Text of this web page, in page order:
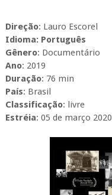
Direção: Lauro Escorel
Idioma: Português
Gênero: Documentário
Ano: 2019
Duração: 76 min
País: Brasil
Classificação: livre
Estréia: 05 de março 2020